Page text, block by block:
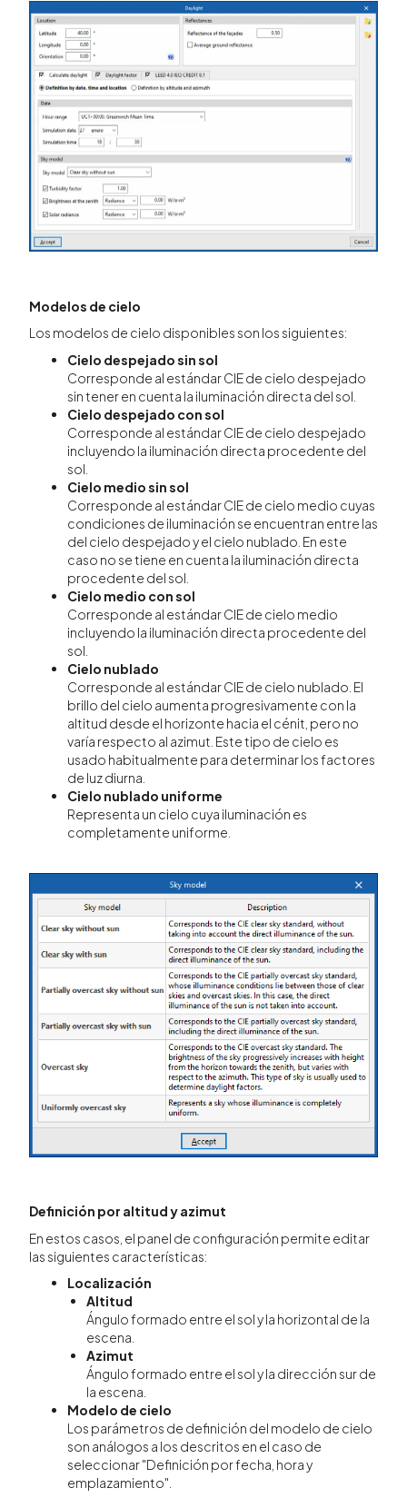
Modelos de cielo
Los modelos de cielo disponibles son los siguientes:
Cielo despejado sin sol
Corresponde al estándar CIE de cielo despejado
sin tener en cuenta la iluminación directa del sol.
Cielo despejado con sol
Corresponde al estándar CIE de cielo despejado
incluyendo la iluminación directa procedente del
sol.
Cielo medio sin sol
Corresponde al estándar CIE de cielo medio cuyas
condiciones de iluminación se encuentran entre las
del cielo despejado y el cielo nublado. En este
caso no se tiene en cuenta la iluminación directa
procedente del sol.
Cielo medio con sol
Corresponde al estándar CIE de cielo medio
incluyendo la iluminación directa procedente del
sol.
Cielo nublado
Corresponde al estándar CIE de cielo nublado. El
brillo del cielo aumenta progresivamente con la
altitud desde el horizonte hacia el cénit, pero no
varía respecto al azimut. Este tipo de cielo es
usado habitualmente para determinar los factores
de luz diurna.
Cielo nublado uniforme
Representa un cielo cuya iluminación es
completamente uniforme.
Definición por altitud y azimut
En estos casos, el panel de configuración permite editar
las siguientes características:
Localización
Altitud
Ángulo formado entre el sol y la horizontal de la
escena.
Azimut
Ángulo formado entre el sol y la dirección sur de
la escena.
Modelo de cielo
Los parámetros de definición del modelo de cielo
son análogos a los descritos en el caso de
seleccionar "Definición por fecha, hora y
emplazamiento".